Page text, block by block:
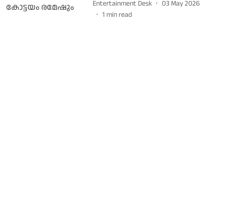
Entertainment Desk
03 May 2026
1 min read